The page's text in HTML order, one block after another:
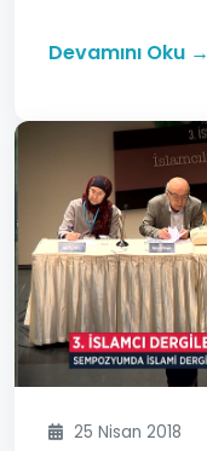
Devamını Oku →
25 Nisan 2018